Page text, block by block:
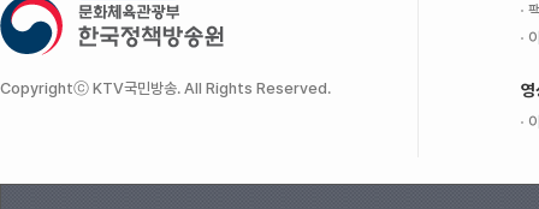
Copyrightⓒ KTV국민방송. All Rights Reserved. 영